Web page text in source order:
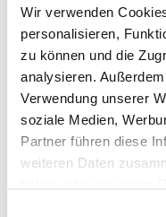
Wir verwenden
personalisieren,
zu können und die
analysieren.
Verwendung unserer
soziale Medien,
Partner führen diese
weiteren Daten
Weiteres
abhängige
gesetzlichen
eines GmbH-
gegenüber den